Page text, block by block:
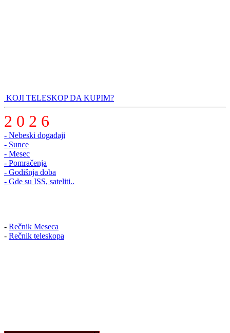
KOJI TELESKOP DA KUPIM?
2 0 2 6
- Nebeski događaji
- Sunce
- Mesec
- Pomračenja
- Godišnja doba
- Gde su ISS, sateliti..
- Rečnik Meseca
- Rečnik teleskopa